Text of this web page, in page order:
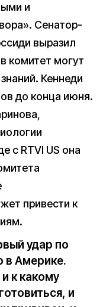
и
Сенатор-
выразил
комитет могут
Кеннеди
до конца июня.
с RTVI US она
привести к
удар по
в Америке.
к какому
и